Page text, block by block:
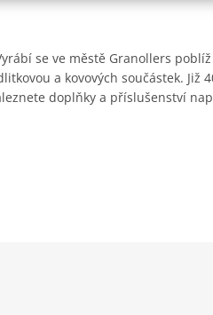
se ve městě Granollers
a kovových součástek. Již
doplňky a příslušenství